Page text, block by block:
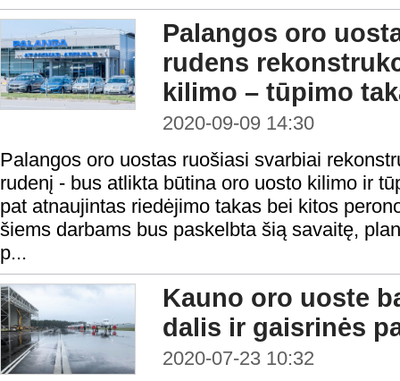
Palangos oro
rudens
kilimo – tūpimo
2020-09-09 14:30
Palangos oro uostas ruošiasi svarbiai
rudenį - bus atlikta būtina oro uosto kilimo ir
pat atnaujintas riedėjimo takas bei kitos
šiems darbams bus paskelbta šią savaitę,
p...
Kauno oro uoste
dalis ir gaisrinės
2020-07-23 10:32